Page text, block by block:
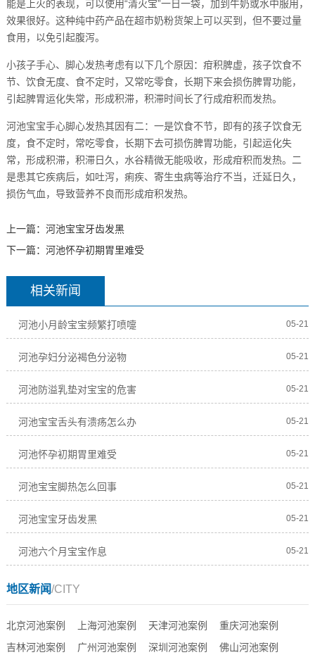
能是上火的表现，可以使用“清火宝”一日一袋，加到牛奶或水中服用，
效果很好。这种纯中药产品在超市奶粉货架上可以买到，但不要过量
食用，以免引起腹泻。
小孩子手心、脚心发热考虑有以下几个原因：疳积脾虚，孩子饮食不
节、饮食无度、食不定时，又常吃零食，长期下来会损伤脾胃功能，
引起脾胃运化失常，形成积滞，积滞时间长了行成疳积而发热。
河池宝宝手心脚心发热其因有二：一是饮食不节，即有的孩子饮食无
度，食不定时，常吃零食，长期下去可损伤脾胃功能，引起运化失
常，形成积滞，积滞日久，水谷精微无能吸收，形成疳积而发热。二
是患其它疾病后，如吐泻，痢疾、寄生虫病等治疗不当，迁延日久，
损伤气血，导致营养不良而形成疳积发热。
上一篇： 河池宝宝牙齿发黑
下一篇： 河池怀孕初期胃里难受
相关新闻
河池小月龄宝宝频繁打喷嚏 05-21
河池孕妇分泌褐色分泌物 05-21
河池防溢乳垫对宝宝的危害 05-21
河池宝宝舌头有溃疡怎么办 05-21
河池怀孕初期胃里难受 05-21
河池宝宝脚热怎么回事 05-21
河池宝宝牙齿发黑 05-21
河池六个月宝宝作息 05-21
地区新闻/CITY
北京河池案例 上海河池案例 天津河池案例
重庆河池案例
吉林河池案例
广州河池案例 深圳河池案例 佛山河池案例